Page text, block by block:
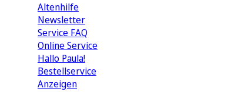
Altenhilfe
Newsletter
Service FAQ
Online Service
Hallo Paula!
Bestellservice
Anzeigen